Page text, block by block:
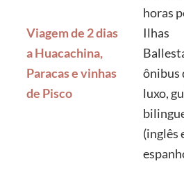
Viagem de 2 dias
a Huacachina,
Paracas e vinhas
de Pisco
horas
Ilhas
ônibus
luxo,
(inglês